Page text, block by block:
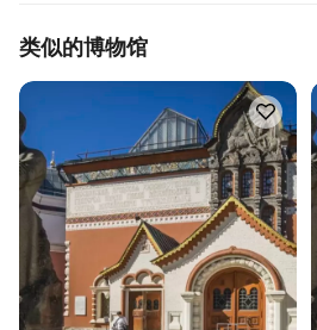
类似的博物馆